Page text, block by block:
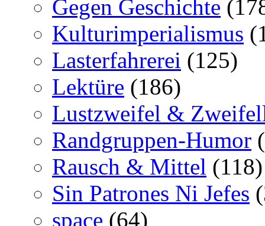
Gegen Geschichte
Kulturimperialismus
Lasterfahrerei (125)
Lektüre (186)
Lustzweifel &
Randgruppen-Humor
Rausch & Mittel (118)
Sin Patrones Ni Jefes
space (64)